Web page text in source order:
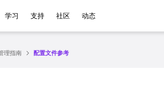
学习 支持 社区 动态
理指南 配置文件参考